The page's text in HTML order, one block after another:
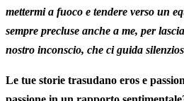
mettermi a fuoco e tendere verso un
sempre precluse anche a me, per
nostro inconscio, che ci guida
Le tue storie trasudano eros e